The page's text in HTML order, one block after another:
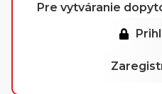
Pre vytváranie